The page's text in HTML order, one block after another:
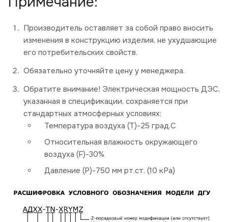
Производитель оставляет за собой право вносить
изменения в конструкцию изделия, не ухудшающие
его потребительских свойств.
Обязательно уточняйте цену у менеджера.
Обратите внимание! Электрическая мощность ДЭС,
указанная в спецификации, сохраняется при
стандартных атмосферных условиях:
Температура воздуха (Т)-25 град.С
Относительная влажность окружающего
воздуха (F)-30%
Давление (P)-750 мм рт.ст. (10 кРа)